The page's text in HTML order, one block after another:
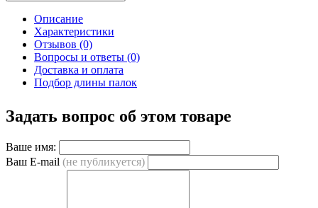
Описание
Характеристики
Отзывов (0)
Вопросы и ответы (0)
Доставка и оплата
Подбор длины палок
Задать вопрос об этом товаре
Ваше имя:
Ваш E-mail (не публикуется)